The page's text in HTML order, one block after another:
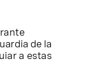
de la
a estas